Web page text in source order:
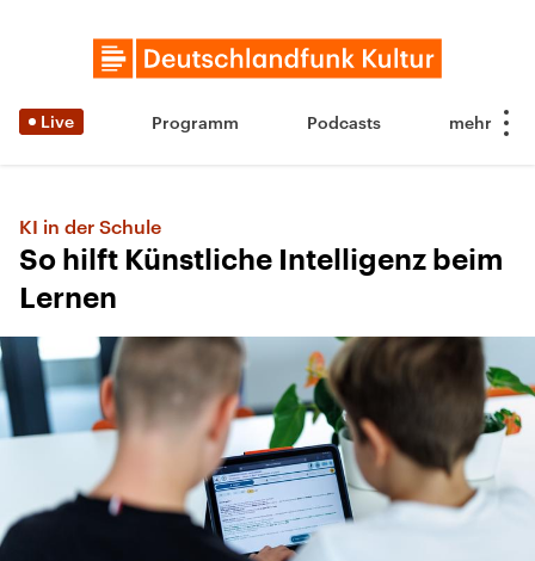
Live Programm Podcasts
KI in der Schule
So hilft Künstliche Intelligenz beim
Lernen